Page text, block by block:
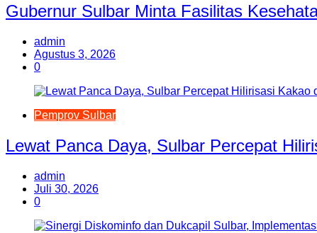
Gubernur Sulbar Minta Fasilitas
admin
Agustus 3, 2026
0
Pemprov Sulbar
Lewat Panca Daya, Sulbar Percepat
admin
Juli 30, 2026
0